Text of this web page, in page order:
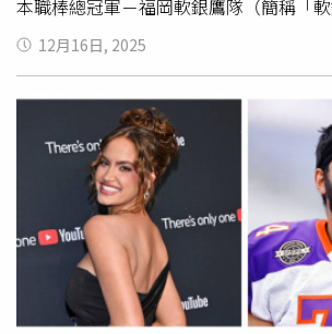
（Affeksjonsverdi）則成功拿下最佳國
卡金像獎得獎名單：最佳影片：《一戰
羅湯瑪斯安德森《一戰再戰》最佳男主
人》最佳女主角：潔西伯克利《哈姆奈
恩潘《一戰再戰》最佳女配角：艾美麥
創劇本：《罪人》最佳改編劇本：《一
（新增獎項）：《一戰再戰》最佳動畫
女團》最佳美術設計：《科學怪人》最
佳服裝設計：《科學怪人》最佳剪輯：
髮設計：《科學怪人》最佳音效：《F1
果：《阿凡達：火與燼》最佳原創配樂
歌曲：Golden《Kpop獵魔女團》最佳
對抗普丁》最佳國際影片：《情感的價
陣，在時速300公里下實拍賽道畫面，
發，被封為「大銀幕必看神作」。三大
映：台北美麗華影城將於2月26 日至3月
IMAX版《罪人》與《一戰再戰》，購票
報；秀泰影城將於 3 月 6 日起重映《F1
與《一戰再戰》，提供SCREENX、4DX
影城、內惟藝術中心也將於3月13日起放
作品。預售詳情請洽各大影城。
本職棒總冠軍－福岡軟銀鷹隊（簡稱「
球隊－北海道日本火腿鬥士隊（簡稱「
2026年2月25日至2月28日在台北大巨
弟棒球隊（簡稱「中信兄弟」）等球隊
適逢中國信託60週年，中信銀行爭取此
票提供中信卡友優先購票。首場賽事將
打頭陣「中國信託60週年紀念試合」。
12月23日中午12時開賣，憑中國信託信
Mastercard、JCB）及簽帳金融卡，可
購票。台日交流賽啟售記者會今（16）
球協會理事長辜仲諒、中華職棒大聯盟
行董事長陳佳文共同宣告賽事啟動，軟
脇満朗以及鬥士球團代理總經理木田優
12月16日, 2025